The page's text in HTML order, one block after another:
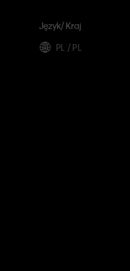
Język/ Kraj
PL / PL